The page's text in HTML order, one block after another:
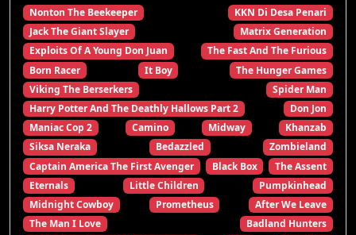
Nonton The Beekeeper
KKN Di Desa Penari
Jack The Giant Slayer
Matrix Generation
Exploits Of A Young Don Juan
The Fast And The Furious
Born Racer
It Boy
The Hunger Games
Viking The Berserkers
Spider Man
Harry Potter And The Deathly Hallows Part 2
Don Jon
Maniac Cop 2
Camino Midway
Khanzab
Siksa Neraka
Bedazzled
Zombieland
Captain America The First Avenger
Black Box
The Assent
Eternals
Little Children
Pumpkinhead
Midnight Cowboy
Prometheus
After We Leave
The Man I Love
Badland Hunters